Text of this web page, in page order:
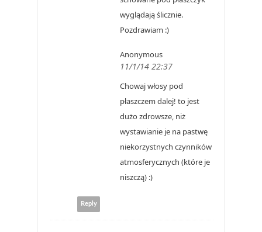
wyglądają ślicznie.
Pozdrawiam :)
Anonymous
11/1/14 22:37
Chowaj włosy pod
płaszczem dalej! to jest
dużo zdrowsze, niż
wystawianie je na pastwę
niekorzystnych czynników
atmosferycznych (które je
niszczą) :)
Reply